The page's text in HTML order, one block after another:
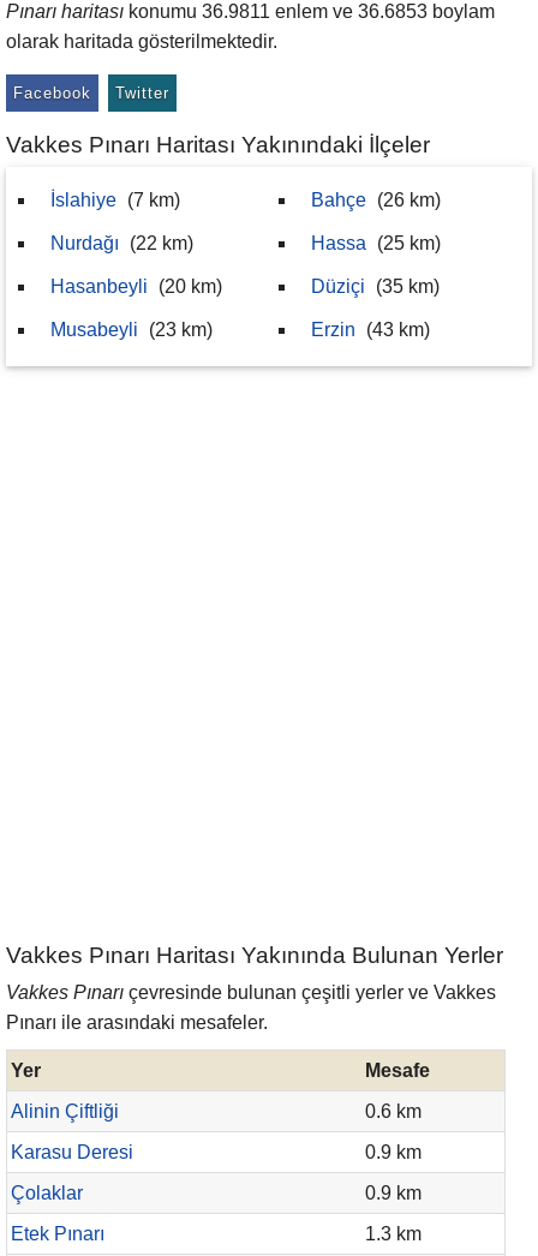
Pınarı haritası konumu 36.9811 enlem ve 36.6853 boylam
olarak haritada gösterilmektedir.
Facebook Twitter
Vakkes Pınarı Haritası Yakınındaki İlçeler
İslahiye (7 km)
Nurdağı (22 km)
Hasanbeyli (20 km)
Musabeyli (23 km)
Bahçe (26 km)
Hassa (25 km)
Düziçi (35 km)
Erzin (43 km)
Vakkes Pınarı Haritası Yakınında Bulunan Yerler
Vakkes Pınarı çevresinde bulunan çeşitli yerler ve Vakkes
Pınarı ile arasındaki mesafeler.
Yer
Mesafe
Alinin Çiftliği
0.6 km
Karasu Deresi
0.9 km
Çolaklar
0.9 km
Etek Pınarı
1.3 km